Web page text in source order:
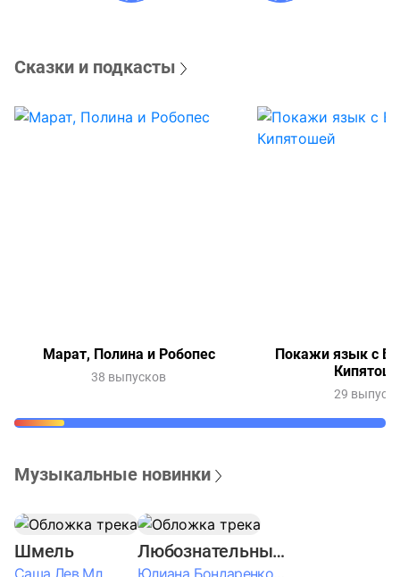
Сказки и подкасты
Марат, Полина и Робопес
38 выпусков
Покажи язык с
29
Музыкальные новинки
Шмель Любознательные Дети